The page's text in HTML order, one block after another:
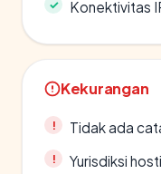
Konektivitas
Kekurangan
Tidak ada
Yurisdiksi